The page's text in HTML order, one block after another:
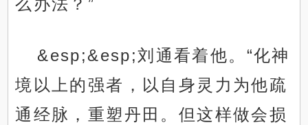
么办法？”
&esp;&esp;刘通看着他。“化神
境以上的强者，以自身灵力为他疏
通经脉，重塑丹田。但这样做会损